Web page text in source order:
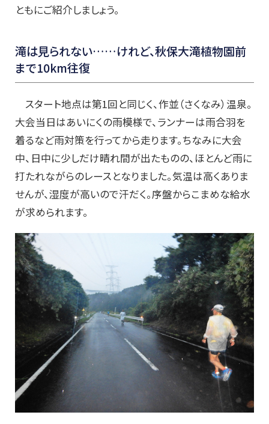
ともにご紹介しましょう。
滝は見られない……けれど、秋保大滝植物園前
まで10km往復
スタート地点は第1回と同じく、作並（さくなみ）温泉。
大会当日はあいにくの雨模様で、ランナーは雨合羽を
着るなど雨対策を行ってから走ります。ちなみに大会
中、日中に少しだけ晴れ間が出たものの、ほとんど雨に
打たれながらのレースとなりました。気温は高くありま
せんが、湿度が高いので汗だく。序盤からこまめな給水
が求められます。